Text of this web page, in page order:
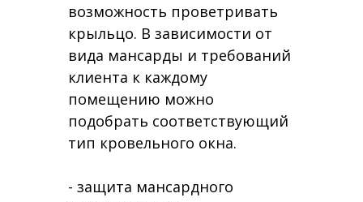
возможность проветривать
крыльцо. В зависимости от
вида мансарды и требований
клиента к каждому
помещению можно
подобрать соответствующий
тип кровельного окна.
- защита мансардного